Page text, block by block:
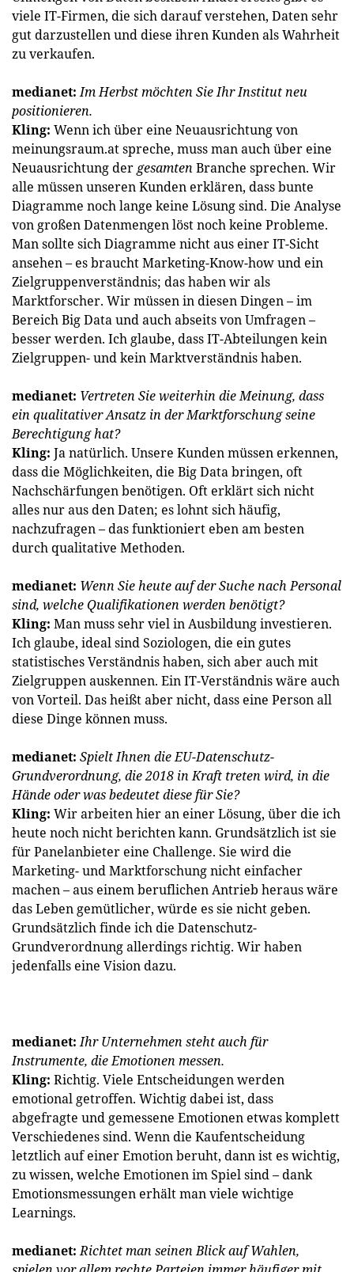
viele IT-Firmen, die sich ­darauf verstehen, Daten sehr
gut darzustellen und diese ihren Kunden als Wahrheit
zu verkaufen.
medianet:Im Herbst möchten Sie Ihr Institut neu
positionieren.
Kling: Wenn ich über eine Neuausrichtung von
meinungsraum.at spreche, muss man auch über eine
Neuausrichtung der ­gesamten Branche sprechen. Wir
alle müssen unseren Kunden erklären, dass bunte
Diagramme noch lange keine Lösung sind. Die Analyse
von großen Datenmengen löst noch keine Probleme.
Man sollte sich Diagramme nicht aus einer IT-Sicht
ansehen – es braucht Marketing-Know-how und ein
Ziel­gruppenverständnis; das haben wir als
Marktforscher. Wir müssen in diesen Dingen – im
Bereich Big Data und auch abseits von Umfragen –
besser werden. Ich glaube, dass IT-Abteilungen kein
Zielgruppen- und kein Marktverständnis haben.
medianet: Vertreten Sie weiterhin die Meinung, dass
ein qualitativer Ansatz in der Markt­forschung seine
Berechtigung hat?
Kling: Ja natürlich. Unsere Kunden müssen erkennen,
dass die Möglichkeiten, die Big Data bringen, oft
Nachschärfungen benötigen. Oft erklärt sich nicht
alles nur aus den Daten; es lohnt sich häufig,
nachzufragen – das funktioniert eben am besten
durch qualitative Methoden.
medianet: Wenn Sie heute auf der Suche nach Personal
sind, welche Qualifikationen werden benötigt?
Kling: Man muss sehr viel in Ausbildung investieren.
Ich glaube, ideal sind Soziologen, die ein gutes
statistisches Verständnis haben, sich aber auch mit
Zielgruppen auskennen. Ein IT-Verständnis wäre auch
von Vorteil. Das heißt aber nicht, dass eine Person all
diese Dinge können muss.
medianet: Spielt Ihnen die EU-Datenschutz-
Grundverordnung, die 2018 in Kraft treten wird, in die
Hände oder was bedeutet diese für Sie?
Kling: Wir arbeiten hier an einer Lösung, über die ich
heute noch nicht berichten kann. Grundsätzlich ist sie
für Panel­anbieter eine Challenge. Sie wird die
Marketing- und Marktforschung nicht einfacher
machen – aus einem beruflichen Antrieb heraus wäre
das Leben gemütlicher, würde es sie nicht geben.
Grundsätzlich finde ich die Datenschutz-
Grundverordnung allerdings richtig. Wir haben
jedenfalls eine Vision dazu.
medianet:Ihr Unternehmen steht auch für
Instrumente, die Emotionen messen.
Kling: Richtig. Viele Entscheidungen werden
emotional getroffen. Wichtig dabei ist, dass
abgefragte und gemessene Emotionen etwas komplett
Verschiedenes sind. Wenn die Kaufentscheidung
letztlich auf einer Emotion beruht, dann ist es wichtig,
zu wissen, welche Emotionen im Spiel sind – dank
Emotionsmessungen erhält man viele wichtige
Learnings.
medianet:Richtet man seinen Blick auf Wahlen,